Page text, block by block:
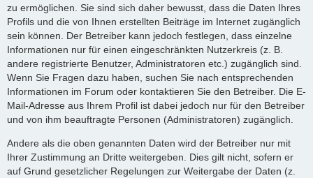
zu ermöglichen. Sie sind sich daher bewusst, dass die Daten Ihres
Profils und die von Ihnen erstellten Beiträge im Internet zugänglich
sein können. Der Betreiber kann jedoch festlegen, dass einzelne
Informationen nur für einen eingeschränkten Nutzerkreis (z. B.
andere registrierte Benutzer, Administratoren etc.) zugänglich sind.
Wenn Sie Fragen dazu haben, suchen Sie nach entsprechenden
Informationen im Forum oder kontaktieren Sie den Betreiber. Die E-
Mail-Adresse aus Ihrem Profil ist dabei jedoch nur für den Betreiber
und von ihm beauftragte Personen (Administratoren) zugänglich.
Andere als die oben genannten Daten wird der Betreiber nur mit
Ihrer Zustimmung an Dritte weitergeben. Dies gilt nicht, sofern er
auf Grund gesetzlicher Regelungen zur Weitergabe der Daten (z.